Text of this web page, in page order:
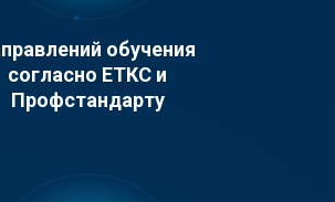
обучения
согласно ЕТКС и
Профстандарту